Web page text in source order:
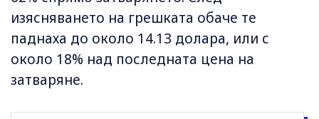
изясняването на грешката обаче те
паднаха до около 14.13 долара, или с
около 18% над последната цена на
затваряне.